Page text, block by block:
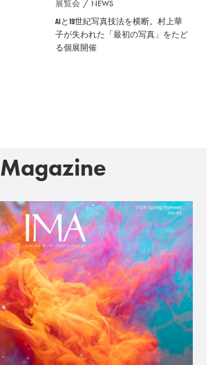
展覧会 NEWS
AIと19世紀写真技法を横断。村上華
子が失われた「最初の写真」をたど
る個展開催
Magazine